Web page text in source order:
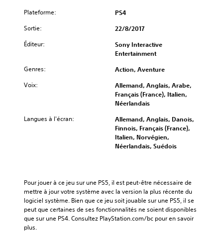
Plateforme: PS4
Sortie: 22/8/2017
Éditeur:
Sony Interactive
Entertainment
Genres: Action, Aventure
Voix:
Allemand, Anglais, Arabe,
Français (France), Italien,
Néerlandais
Langues à l'écran:
Allemand, Anglais, Danois,
Finnois, Français (France),
Italien, Norvégien,
Néerlandais, Suédois
Pour jouer à ce jeu sur une PS5, il est peut-être nécessaire de
mettre à jour votre système avec la version la plus récente du
logiciel système. Bien que ce jeu soit jouable sur une PS5, il se
peut que certaines de ses fonctionnalités ne soient disponibles
que sur une PS4. Consultez PlayStation.com/bc pour en savoir
plus.